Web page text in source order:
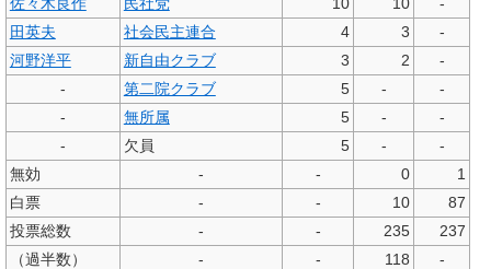
田英夫
社会民主連合 4 3
-
河野洋平
新自由クラブ 3 2
-
-
第二院クラブ 5 -
-
-
無所属 5 -
-
-
欠員 5 -
-
無効
- - 0
1
白票
- - 10
87
投票総数
- - 235
237
（過半数）
- - 118 -